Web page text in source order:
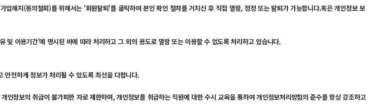
해지(동의철회)를 위해서는 '회원탈퇴'를 클릭하여 본인 확인 절차를 거치신 후 직접 열람, 정정 또는 탈퇴가 가능합니다.혹은 개인정보 보
이용기간'에 명시된 바에 따라 처리하고 그 외의 용도로 열람 또는 이용할 수 없도록 처리하고 있습니다.
안전하게 정보가 처리될 수 있도록 최선을 다합니다.
정보의 취급이 불가피한 자로 제한하며, 개인정보를 취급하는 직원에 대한 수시 교육을 통하여 개인정보처리방침의 준수를 항상 강조하고